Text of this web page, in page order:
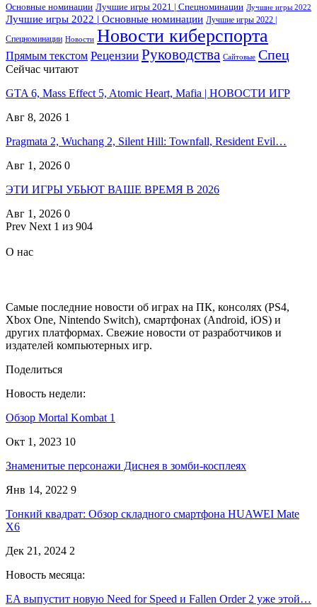
Основные номинации Лучшие игры 2021 | Спецноминации Лучшие игры 2022
Лучшие игры 2022 | Основные номинации Лучшие игры 2022 |
Спецноминации Новости Новости киберспорта
Прямым текстом Рецензии Руководства Сайтовые Спец
Сейчас читают
GTA 6, Mass Effect 5, Atomic Heart, Mafia | НОВОСТИ ИГР
Авг 8, 2026 1
Pragmata 2, Wuchang 2, Silent Hill: Townfall, Resident Evil…
Авг 1, 2026 0
ЭТИ ИГРЫ УБЬЮТ ВАШЕ ВРЕМЯ В 2026
Авг 1, 2026 0
Prev Next 1 из 904
О нас
Самые последние новости об играх на ПК, консолях (PS4,
Xbox One, Nintendo Switch), смартфонах (Android, iOS) и
других платформах. Свежие новости от разработчиков и
издателей компьютерных игр.
Поделиться
Новость недели:
Обзор Mortal Kombat 1
Окт 1, 2023 10
Знаменитые персонажи Диснея в зомби-косплеях
Янв 14, 2022 9
Тонкий квадрат: Обзор складного смартфона HUAWEI Mate
X6
Дек 21, 2024 2
Новость месяца:
EA выпустит новую Need for Speed и Fallen Order 2 уже этой…